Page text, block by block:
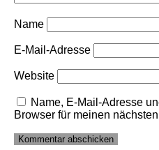
Name
E-Mail-Adresse
Website
Name, E-Mail-Adresse
Browser für meinen